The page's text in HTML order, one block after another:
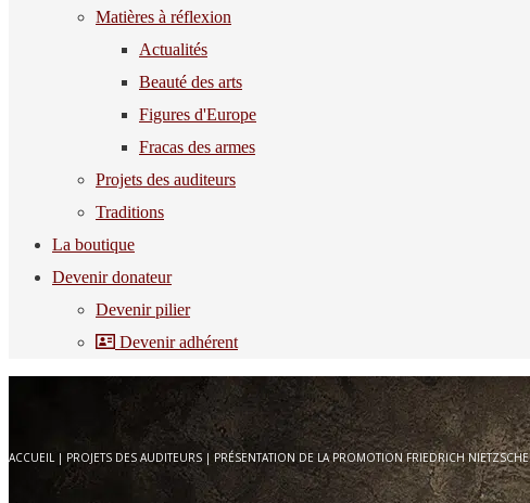
Matières à réflexion
Actualités
Beauté des arts
Figures d'Europe
Fracas des armes
Projets des auditeurs
Traditions
La boutique
Devenir donateur
Devenir pilier
Devenir adhérent
ACCUEIL | PROJETS DES AUDITEURS | PRÉSENTATION DE LA PROMOTION FRIEDRICH NIETZSCHE